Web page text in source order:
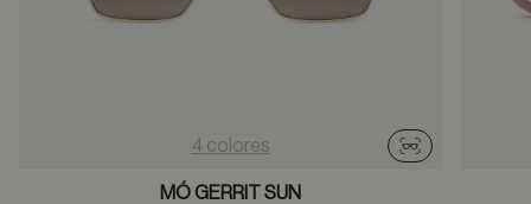
4 colores
Probador
MÓ GERRIT SUN